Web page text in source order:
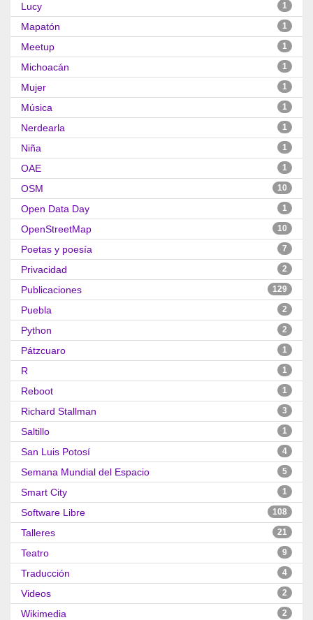
Lucy 1
Mapatón 1
Meetup 1
Michoacán 1
Mujer 1
Música 1
Nerdearla 1
Niña 1
OAE 1
OSM 10
Open Data Day 1
OpenStreetMap 10
Poetas y poesía 7
Privacidad 2
Publicaciones 129
Puebla 2
Python 2
Pátzcuaro 1
R 1
Reboot 1
Richard Stallman 3
Saltillo 1
San Luis Potosí 4
Semana Mundial del Espacio 5
Smart City 1
Software Libre 108
Talleres 21
Teatro 9
Traducción 4
Videos 2
Wikimedia 2